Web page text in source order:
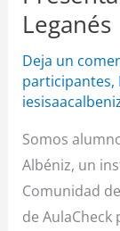
Leganés
Deja un
participantes,
Somos
Albéniz, un
Comunidad
de